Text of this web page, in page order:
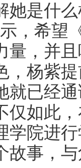
她是什
，希望
量，并
，杨紫
就已经
仅如此
学院进
故事，